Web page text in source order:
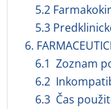
5.2
5.3
6.
6.1 Zoznam
6.2
6.3 Čas